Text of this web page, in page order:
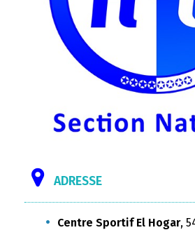
ADRESSE
Centre Sportif El Hogar,